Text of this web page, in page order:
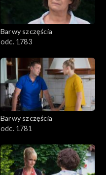
Barwy szczęścia
odc. 1783
Barwy szczęścia
odc. 1781